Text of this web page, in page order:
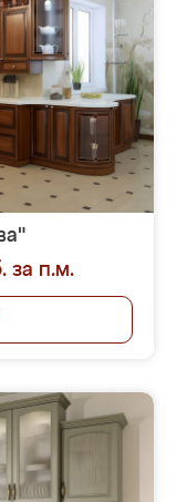
за п.м.